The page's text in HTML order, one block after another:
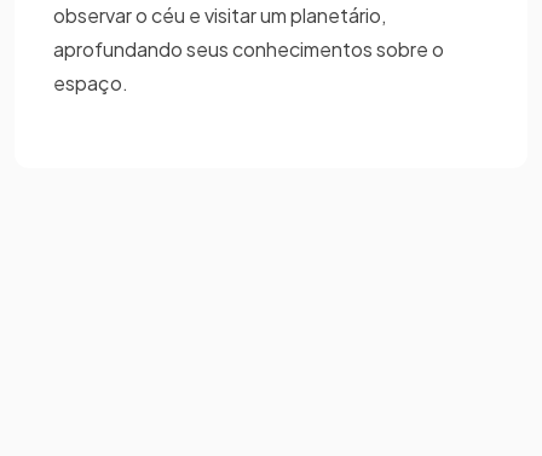
observar o céu e visitar um planetário,
aprofundando seus conhecimentos sobre o
espaço.